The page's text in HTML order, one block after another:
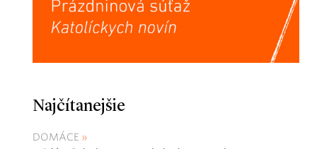
Najčítanejšie
DOMÁCE